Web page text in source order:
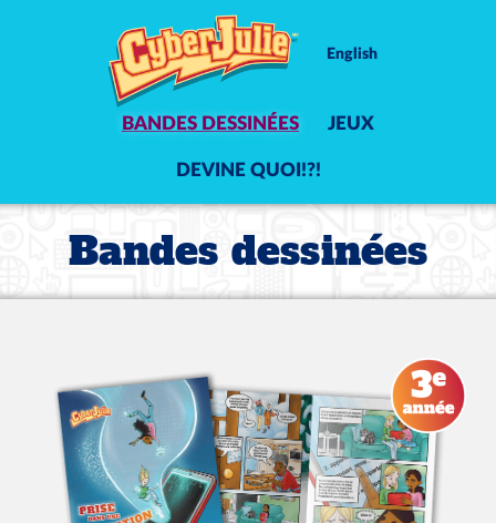
BANDES DESSINÉES JEUX
DEVINE QUOI!?!
English
Bandes dessinées